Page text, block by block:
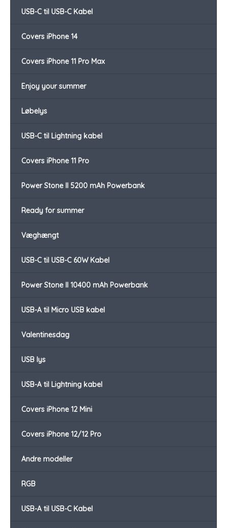
USB-C til USB-C Kabel
Covers iPhone 14
Covers iPhone 11 Pro Max
Enjoy your summer
Løbelys
USB-C til Lightning kabel
Covers iPhone 11 Pro
Power Stone II 5200 mAh Powerbank
Ready for summer
Væghængt
USB-C til USB-C 60W Kabel
Power Stone II 10400 mAh Powerbank
USB-A til Micro USB kabel
Valentinesdag
USB lys
USB-A til Lightning kabel
Covers iPhone 12 Mini
Covers iPhone 12/12 Pro
Andre modeller
RGB
USB-A til USB-C Kabel